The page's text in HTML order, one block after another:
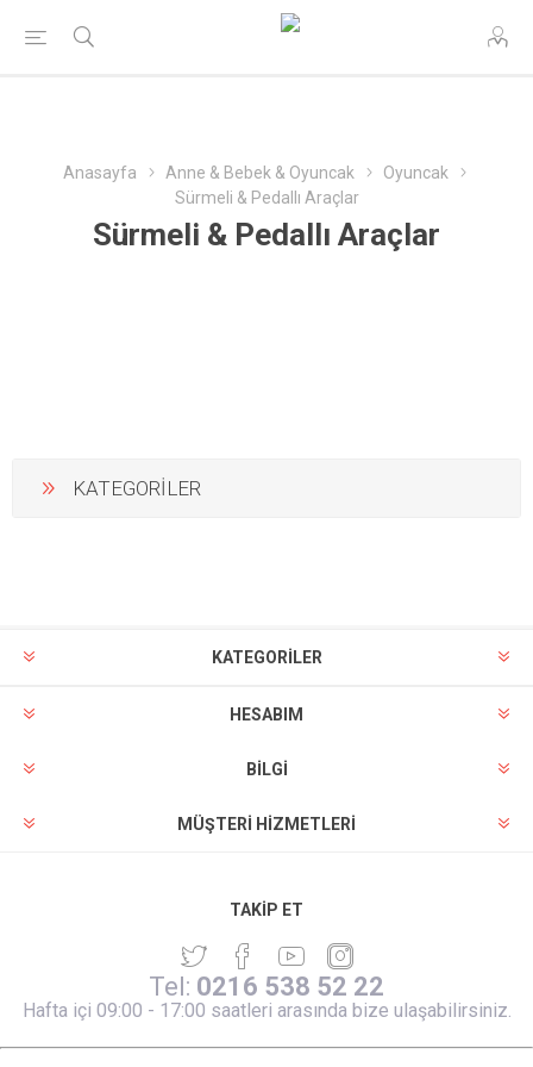
Anasayfa Anne & Bebek & Oyuncak
Oyuncak
Sürmeli & Pedallı Araçlar
Sürmeli & Pedallı Araçlar
KATEGORİLER
KATEGORİLER
HESABIM
BILGI
MÜŞTERI HIZMETLERI
TAKIP ET
Tel: 0216 538 52 22
Hafta içi 09:00 - 17:00 saatleri arasında bize ulaşabilirsiniz.